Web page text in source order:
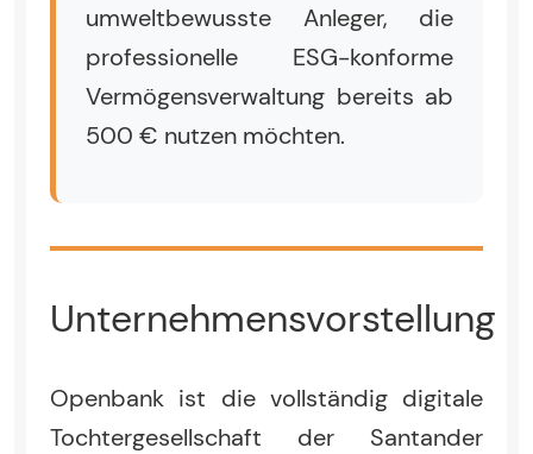
umweltbewusste Anleger, die
professionelle ESG-konforme
Vermögensverwaltung bereits ab
500 € nutzen möchten.
Unternehmensvorstellung
Openbank ist die vollständig digitale
Tochtergesellschaft der Santander